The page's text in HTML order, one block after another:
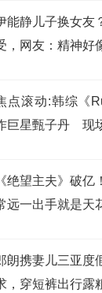
能静儿子换女友
，网友：精神好
点滚动:韩综《
巨星甄子丹 现
《绝望主夫》破亿
远一出手就是天
朗携妻儿三亚度
，穿短裤出行露